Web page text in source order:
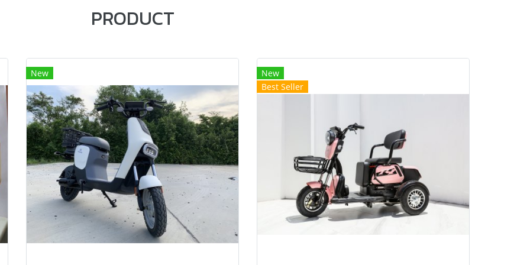
PRODUCT
New
New
Best Seller